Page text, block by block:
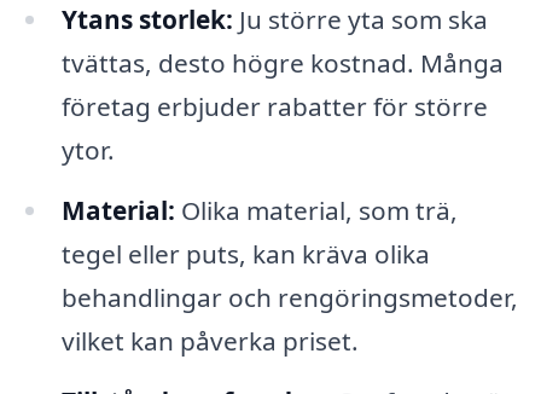
Ytans storlek: Ju större yta som ska
tvättas, desto högre kostnad. Många
företag erbjuder rabatter för större
ytor.
Material: Olika material, som trä,
tegel eller puts, kan kräva olika
behandlingar och rengöringsmetoder,
vilket kan påverka priset.